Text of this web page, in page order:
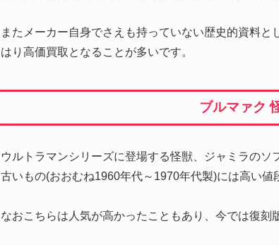
またメーカー自身でさえも持っていない歴史的資料
はり高価買取となることが多いです。
ブルマァク
ウルトラマンシリーズに登場する怪獣、ジャミラの
古いもの(おおむね1960年代～1970年代製)には高い値
なおこちらは人気が高かったこともあり、今では復刻